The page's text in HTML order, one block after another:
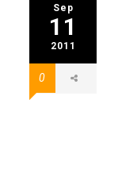
Sep
11
2011
0